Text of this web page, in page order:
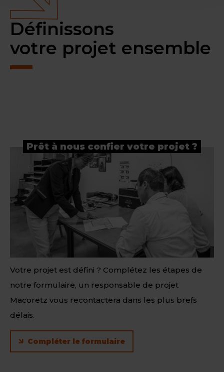
Définissons
votre projet ensemble
Prêt à nous confier votre projet ?
Votre projet est défini ? Complétez les étapes de
notre formulaire, un responsable de projet
Macoretz vous recontactera dans les plus brefs
délais.
Compléter le formulaire